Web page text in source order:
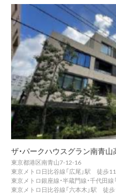
ザ・パークハウスグラン南青
東京都港区南青山7-12-16
東京メトロ日比谷線「広尾」駅 徒歩
東京メトロ銀座線・半蔵門線・千代田
東京メトロ日比谷線「六本木」駅 徒